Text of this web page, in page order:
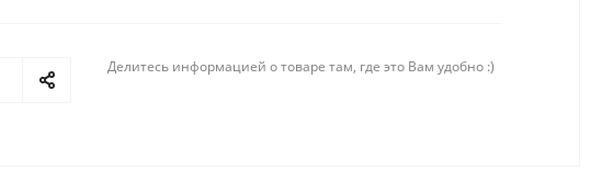
Делитесь информацией о товаре там, где это Вам удобно :)